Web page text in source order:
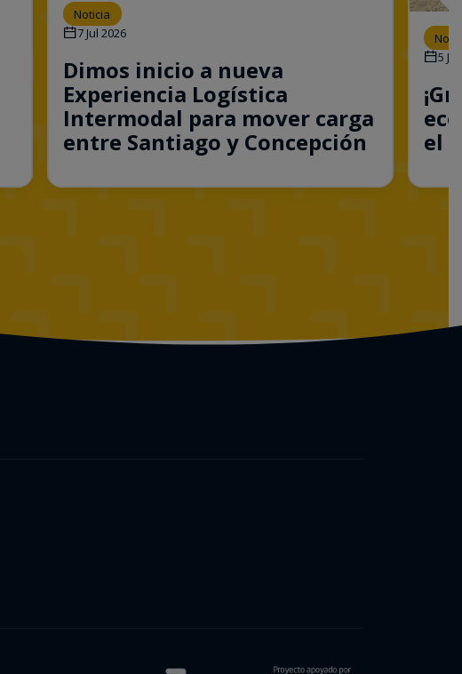
Noticia
7 Jul 2026
Dimos inicio a nueva
Experiencia Logística
Intermodal para mover carga
entre Santiago y Concepción
5
el